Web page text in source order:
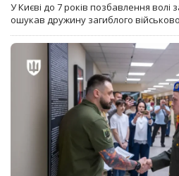
У Києві до 7 років позбавлення волі
ошукав дружину загиблого